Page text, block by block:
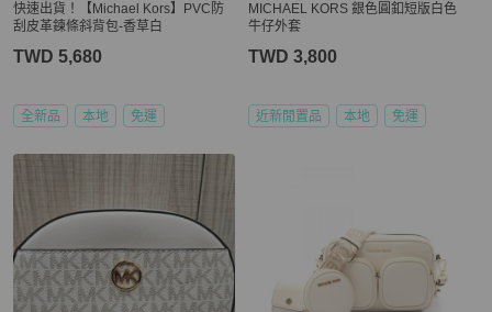
快速出貨！【Michael Kors】PVC防
刮皮革鍊條斜背包-香草白
TWD 5,680
全新品 本地 免運
MICHAEL KORS 銀色圓釦短版白色
牛仔外套
TWD 3,800
近新閒置品 本地 免運